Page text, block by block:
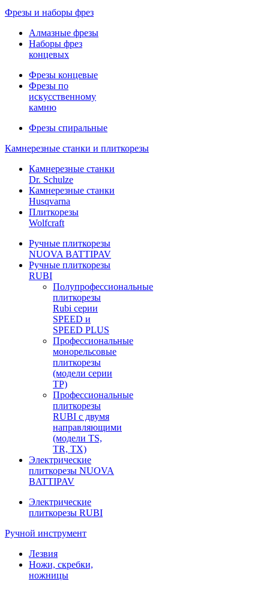
Фрезы и наборы фрез
Алмазные фрезы
Наборы фрез
концевых
Фрезы концевые
Фрезы по
искусственному
камню
Фрезы спиральные
Камнерезные станки и плиткорезы
Камнерезные станки
Dr. Schulze
Камнерезные станки
Husqvarna
Плиткорезы
Wolfcraft
Ручные плиткорезы
NUOVA BATTIPAV
Ручные плиткорезы
RUBI
Полупрофессиональные
плиткорезы
Rubi серии
SPEED и
SPEED PLUS
Профессиональные
монорельсовые
плиткорезы
(модели серии
TP)
Профессиональные
плиткорезы
RUBI с двумя
направляющими
(модели TS,
TR, TX)
Электрические
плиткорезы NUOVA
BATTIPAV
Электрические
плиткорезы RUBI
Ручной инструмент
Лезвия
Ножи, скребки,
ножницы